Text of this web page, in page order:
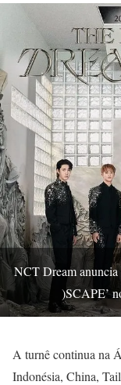
NCT Dream
)SCAPE’
A turnê continua na
Indonésia, China,